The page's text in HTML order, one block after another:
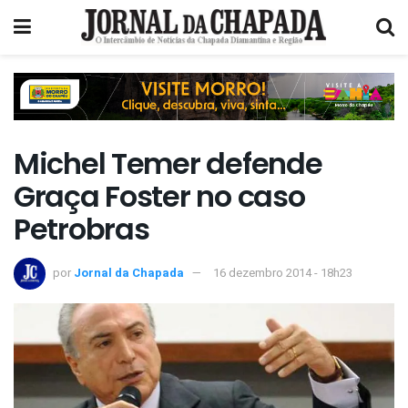
Michel Temer defende
Graça Foster no caso
Petrobras
por Jornal da Chapada 16 dezembro 2014 - 18h23